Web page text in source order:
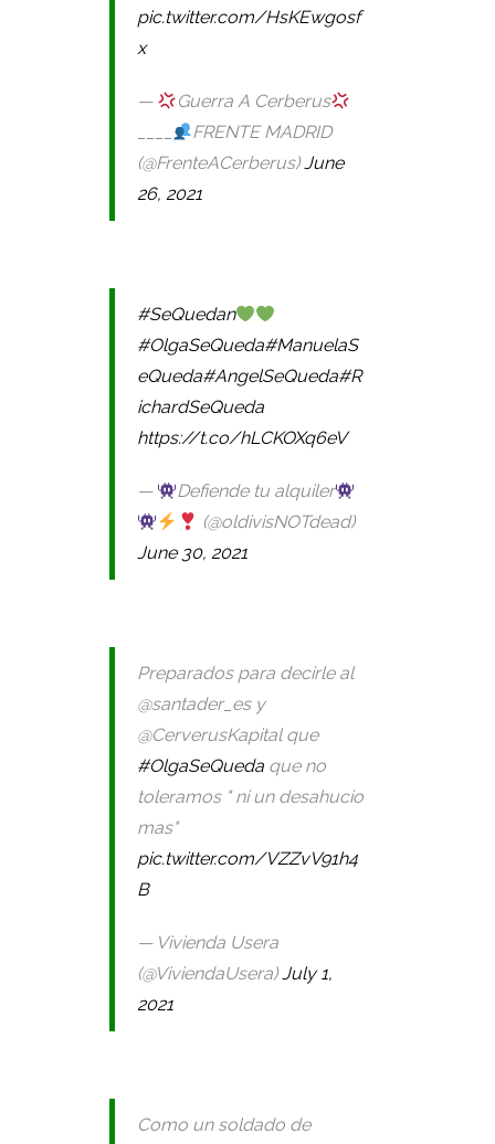
pic.twitter.com/HsKEwgosf
x
—
Guerra A Cerberus
FRENTE MADRID
(@FrenteACerberus)June
26, 2021
#SeQuedan
#OlgaSeQueda#ManuelaS
eQueda#AngelSeQueda#R
ichardSeQueda
https://t.co/hLCKOXq6eV
—
Defiende tu alquiler
(@oldivisNOTdead)
June 30, 2021
Preparados para decirle al
@santader_es y
@CerverusKapital que
#OlgaSeQueda que no
toleramos " ni un desahucio
mas"
pic.twitter.com/VZZvV91h4
B
— Vivienda Usera
(@ViviendaUsera)July 1,
2021
Como un soldado de